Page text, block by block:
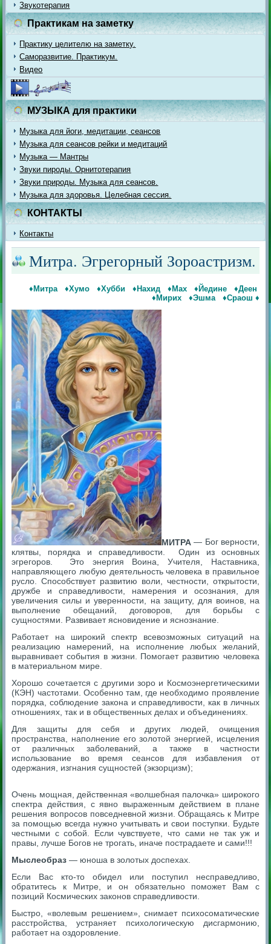
Звукотерапия
Практикам на заметку
Практику целителю на заметку.
Саморазвитие. Практикум.
Видео
МУЗЫКА для практики
Музыка для йоги, медитации, сеансов
Музыка для сеансов рейки и медитаций
Музыка — Мантры
Звуки пироды. Орнитотерапия
Звуки природы. Музыка для сеансов.
Музыка для здоровья. Целебная сессия.
КОНТАКТЫ
Контакты
Митра. Эгрегорный Зороастризм.
♦Митра ♦Хумо ♦Хубби ♦Нахид ♦Мах ♦Йедине
♦Деен
♦Мирих
♦Эшма ♦Сраош ♦
МИТРА — Бог верности,
клятвы, порядка и справедливости. Один из основных
эгрегоров. Это энергия Воина, Учителя, Наставника,
направляющего любую деятельность человека в правильное
русло. Способствует развитию воли, честности, открытости,
дружбе и справедливости, намерения и осознания, для
увеличения силы и уверенности, на защиту, для воинов, на
выполнение обещаний, договоров, для борьбы с
сущностями. Развивает ясновидение и яснознание.
Работает на широкий спектр всевозможных ситуаций на
реализацию намерений, на исполнение любых желаний,
выравнивает события в жизни. Помогает развитию человека
в материальном мире.
Хорошо сочетается с другими зоро и Космоэнергетическими
(КЭН) частотами. Особенно там, где необходимо проявление
порядка, соблюдение закона и справедливости, как в личных
отношениях, так и в общественных делах и объединениях.
Для защиты для себя и других людей, очищения
пространства, наполнение его золотой энергией, исцеления
от различных заболеваний, а также в частности
использование во время сеансов для избавления от
одержания, изгнания сущностей (экзорцизм);
Очень мощная, действенная «волшебная палочка» широкого
спектра действия, с явно выраженным действием в плане
решения вопросов повседневной жизни. Обращаясь к Митре
за помощью всегда нужно учитывать и свои поступки. Будьте
честными с собой. Если чувствуете, что сами не так уж и
правы, лучше Богов не трогать, иначе пострадаете и сами!!!
Мыслеобраз — юноша в золотых доспехах.
Если Вас кто-то обидел или поступил несправедливо,
обратитесь к Митре, и он обязательно поможет Вам с
позиций Космических законов справедливости.
Быстро, «волевым решением», снимает психосоматические
расстройства, устраняет психологическую дисгармонию,
работает на оздоровление.